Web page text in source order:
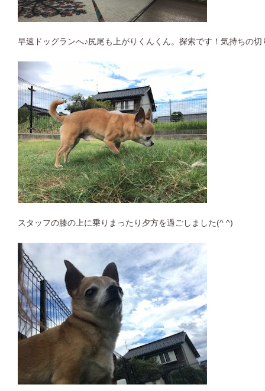
早速ドッグランへ♪尻尾も上がりくんくん。探索です！気持ちの
スタッフの膝の上に乗りまったり夕方を過ごしました(^ ^)